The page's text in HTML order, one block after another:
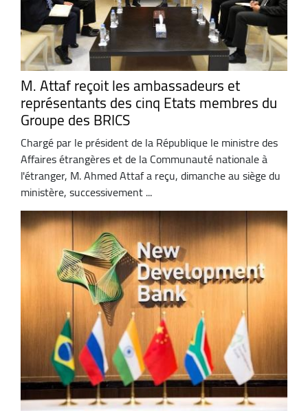
M. Attaf reçoit les ambassadeurs et
représentants des cinq Etats membres du
Groupe des BRICS
Chargé par le président de la République le ministre des
Affaires étrangères et de la Communauté nationale à
l'étranger, M. Ahmed Attaf a reçu, dimanche au siège du
ministère, successivement ...